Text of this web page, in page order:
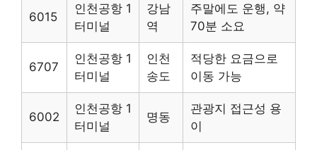
6015
인천공항 1
터미널
강남
역
주말에도 운행, 약
70분 소요
6707
인천공항 1
터미널
인천
송도
적당한 요금으로
이동 가능
6002
인천공항 1
터미널
명동
관광지 접근성 용
이